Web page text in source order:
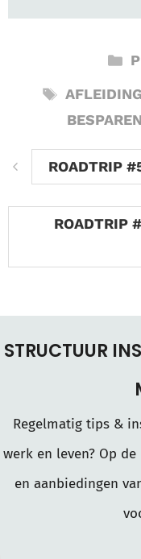
TAGS
AFLEIDING
BESPAREN
ROADTRIP
ROADTRIP
STRUCTUUR
Regelmatig tips &
werk en leven? Op
en aanbiedingen